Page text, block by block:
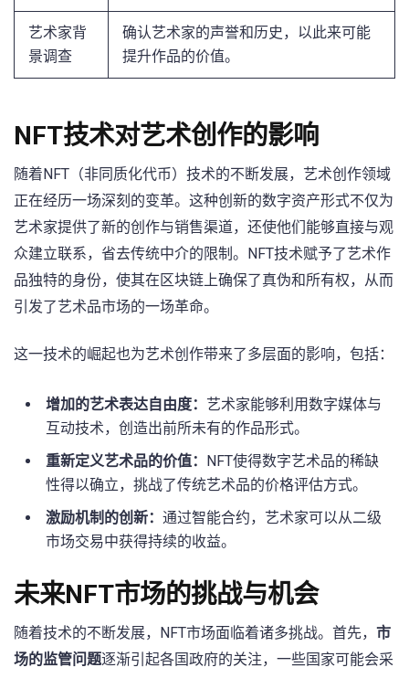
艺术家背
景调查
确认艺术家的声誉和历史，以此来可能
提升作品的价值。
NFT技术对艺术创作的影响
随着NFT（非同质化代币）技术的不断发展，艺术创作领域
正在经历一场深刻的变革。这种创新的数字资产形式不仅为
艺术家提供了新的创作与销售渠道，还使他们能够直接与观
众建立联系，省去传统中介的限制。NFT技术赋予了艺术作
品独特的身份，使其在区块链上确保了真伪和所有权，从而
引发了艺术品市场的一场革命。
这一技术的崛起也为艺术创作带来了多层面的影响，包括：
增加的艺术表达自由度： 艺术家能够利用数字媒体与
互动技术，创造出前所未有的作品形式。
重新定义艺术品的价值：
NFT使得数字艺术品的稀缺
性得以确立，挑战了传统艺术品的价格评估方式。
激励机制的创新： 通过智能合约，艺术家可以从二级
市场交易中获得持续的收益。
未来NFT市场的挑战与机会
随着技术的不断发展，NFT市场面临着诸多挑战。首先， 市
场的监管问题逐渐引起各国政府的关注，一些国家可能会采